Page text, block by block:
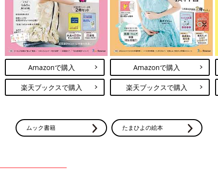
Amazonで購入
楽天ブックスで購入
Amazonで購入
楽天ブックスで購入
ムック書籍 たまひよの絵本